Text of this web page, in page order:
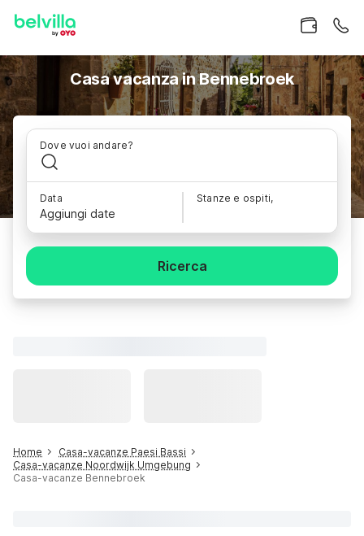
Casa vacanza in Bennebroek
Dove vuoi andare?
Data
Aggiungi date
Stanze e ospiti,
Ricerca
Home
Casa-vacanze Paesi Bassi
Casa-vacanze Noordwijk Umgebung
Casa-vacanze Bennebroek